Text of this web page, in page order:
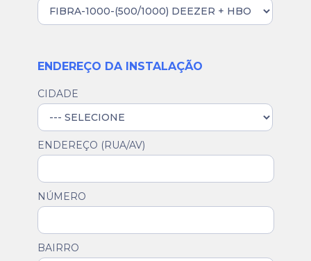
ENDEREÇO DA INSTALAÇÃO
CIDADE
ENDEREÇO (RUA/AV)
NÚMERO
BAIRRO